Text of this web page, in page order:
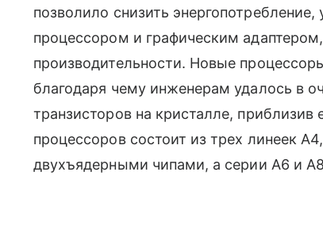
позволило снизить
процессором и графическим
производительности. Новые
благодаря чему инженерам удалось в
транзисторов на кристалле,
процессоров состоит из трех линеек
двухъядерными чипами, а серии A6 и